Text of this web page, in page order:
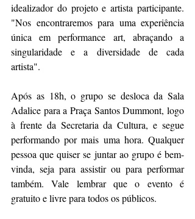
idealizador do projeto e artista participante.
"Nos encontraremos para uma experiência
única em performance art, abraçando a
singularidade e a diversidade de cada
artista".
Após as 18h, o grupo se desloca da Sala
Adalice para a Praça Santos Dummont, logo
à frente da Secretaria da Cultura, e segue
performando por mais uma hora. Qualquer
pessoa que quiser se juntar ao grupo é bem-
vinda, seja para assistir ou para performar
também. Vale lembrar que o evento é
gratuito e livre para todos os públicos.